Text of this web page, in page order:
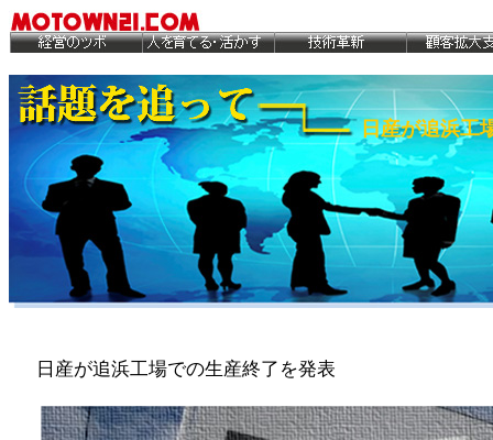
日産が追浜工
日産が追浜工場での生産終了を発表